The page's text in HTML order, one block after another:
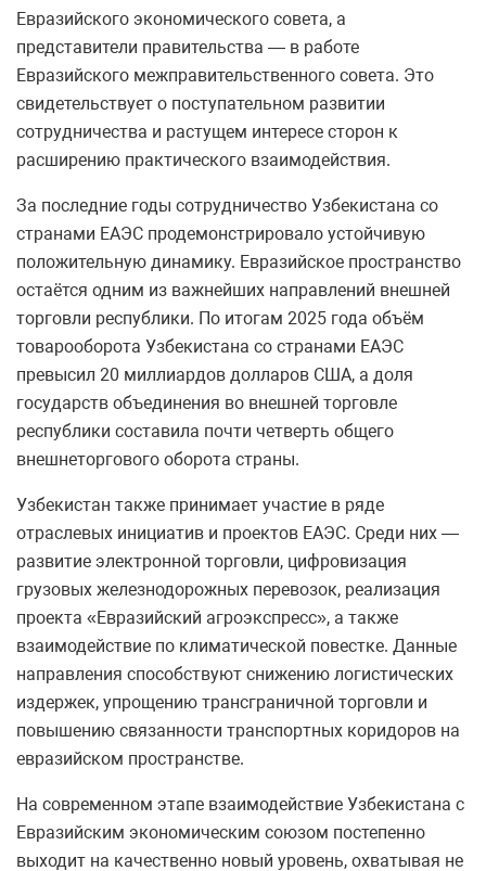
Евразийского экономического совета, а
представители правительства — в работе
Евразийского межправительственного совета. Это
свидетельствует о поступательном развитии
сотрудничества и растущем интересе сторон к
расширению практического взаимодействия.
За последние годы сотрудничество Узбекистана со
странами ЕАЭС продемонстрировало устойчивую
положительную динамику. Евразийское пространство
остаётся одним из важнейших направлений внешней
торговли республики. По итогам 2025 года объём
товарооборота Узбекистана со странами ЕАЭС
превысил 20 миллиардов долларов США, а доля
государств объединения во внешней торговле
республики составила почти четверть общего
внешнеторгового оборота страны.
Узбекистан также принимает участие в ряде
отраслевых инициатив и проектов ЕАЭС. Среди них —
развитие электронной торговли, цифровизация
грузовых железнодорожных перевозок, реализация
проекта «Евразийский агроэкспресс», а также
взаимодействие по климатической повестке. Данные
направления способствуют снижению логистических
издержек, упрощению трансграничной торговли и
повышению связанности транспортных коридоров на
евразийском пространстве.
На современном этапе взаимодействие Узбекистана с
Евразийским экономическим союзом постепенно
выходит на качественно новый уровень, охватывая не